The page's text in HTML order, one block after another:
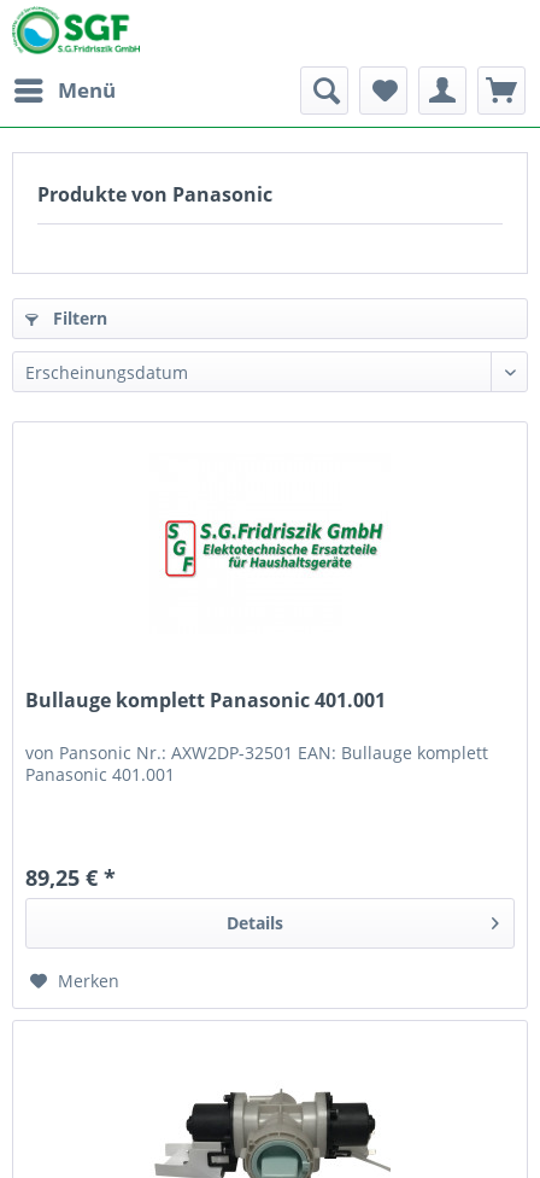
Menü
Produkte von Panasonic
Filtern
Bullauge komplett Panasonic 401.001
von Pansonic Nr.: AXW2DP-32501 EAN: Bullauge komplett
Panasonic 401.001
89,25 € *
Details
Merken